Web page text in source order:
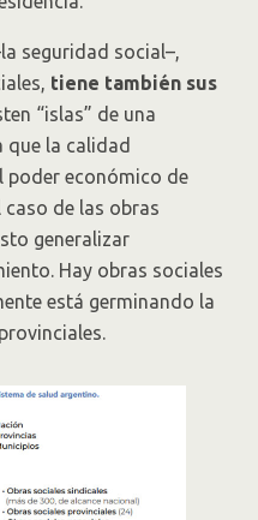
seguridad social–,
tiene también sus
“islas” de una
que la calidad
poder económico de
de las obras
generalizar
Hay obras sociales
está germinando la